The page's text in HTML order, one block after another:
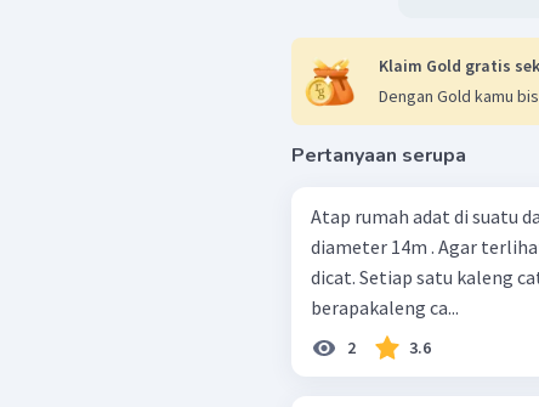
Klaim Gold gratis
Dengan Gold kamu
Pertanyaan serupa
Atap rumah adat di suatu
diameter 14m . Agar
dicat. Setiap satu kaleng
berapakaleng ca...
2 3.6